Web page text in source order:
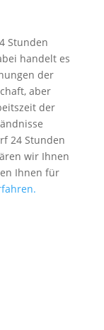
Stunden
handelt es
der
aber
der
24 Stunden
wir Ihnen
Ihnen für